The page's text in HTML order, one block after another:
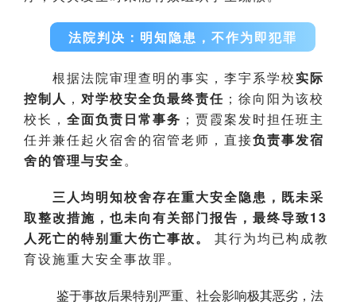
法院判决：明知隐患，不作为即犯罪
根据法院审理查明的事实，李宇系学校实际
控制人 ， 对学校安全负最终责任 ；徐向阳为该校
校长， 全面负责日常事务 ；贾霞案发时担任班主
任并兼任起火宿舍的宿管老师，直接负责事发宿
舍的管理与安全。
三人均明知校舍存在重大安全隐患，既未采
取整改措施，也未向有关部门报告，最终导致13
人死亡的特别重大伤亡事故。
其行为均已构成教
育设施重大安全事故罪。
鉴于事故后果特别严重、社会影响极其恶劣，法